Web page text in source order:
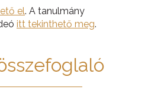
el. A tanulmány
itt tekinthető meg.